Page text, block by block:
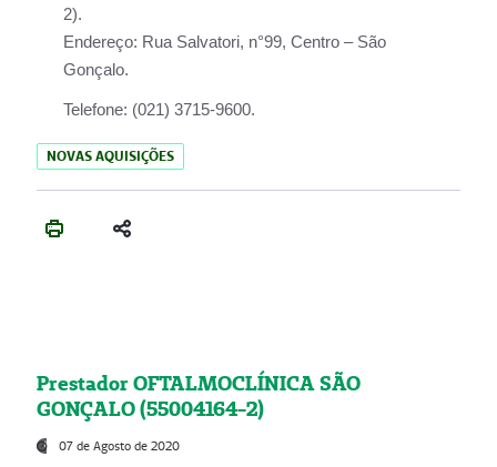
2).
Endereço: Rua Salvatori, n°99, Centro – São
Gonçalo.
Telefone: (021) 3715-9600.
NOVAS AQUISIÇÕES
Prestador OFTALMOCLÍNICA SÃO
GONÇALO (55004164-2)
07 de Agosto de 2020